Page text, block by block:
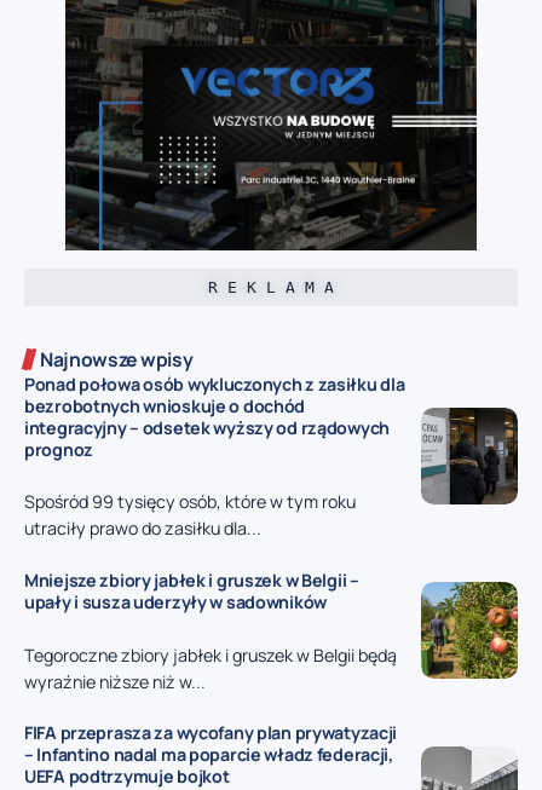
R E K L A M A
Najnowsze wpisy
Ponad połowa osób wykluczonych z zasiłku dla
bezrobotnych wnioskuje o dochód
integracyjny – odsetek wyższy od rządowych
prognoz
Spośród 99 tysięcy osób, które w tym roku
utraciły prawo do zasiłku dla...
Mniejsze zbiory jabłek i gruszek w Belgii –
upały i susza uderzyły w sadowników
Tegoroczne zbiory jabłek i gruszek w Belgii będą
wyraźnie niższe niż w...
FIFA przeprasza za wycofany plan prywatyzacji
– Infantino nadal ma poparcie władz federacji,
UEFA podtrzymuje bojkot